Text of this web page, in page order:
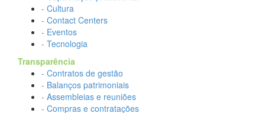
- Cultura
- Contact Centers
- Eventos
- Tecnologia
Transparência
- Contratos de gestão
- Balanços patrimoniais
- Assembleias e reuniões
- Compras e contratações